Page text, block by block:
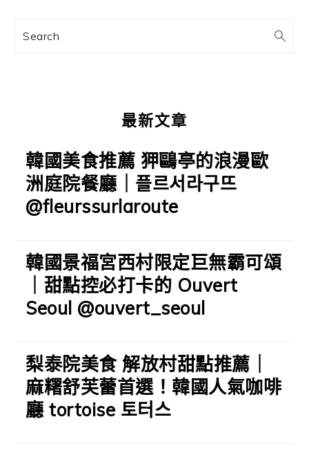
訊
Search
最新文章
韓國美食推薦 狎鷗亭的浪漫歐
洲庭院餐廳｜플르서라구뜨
@fleurssurlaroute
韓國景福宮西村限定巨無霸可頌
｜甜點控必打卡的 Ouvert
Seoul @ouvert_seoul
梨泰院美食 解放村甜點推薦｜
麻糬舒芙蕾首選！韓國人氣咖啡
廳 tortoise 토터스